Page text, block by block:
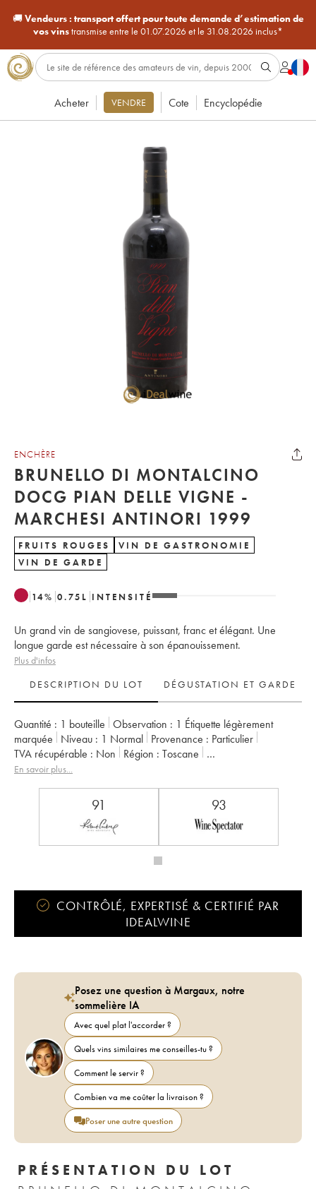
🚚Vendeurs : transport offert pour toute demande d’estimation de
vos vinstransmise entre le 01.07.2026 et le 31.08.2026 inclus*
Acheter VENDRE Cote Encyclopédie
ENCHÈRE
BRUNELLO DI MONTALCINO
DOCG PIAN DELLE VIGNE -
MARCHESI ANTINORI 1999
FRUITS ROUGES
VIN DE GASTRONOMIE
VIN DE GARDE
14% 0.75 L INTENSITÉ
Un grand vin de sangiovese, puissant, franc et élégant. Une
longue garde est nécessaire à son épanouissement.
Plus d'infos
DESCRIPTION DU LOT
DÉGUSTATION ET GARDE
Quantité : 1 bouteille Observation : 1 Étiquette légèrement
marquée
Niveau : 1 Normal Provenance : particulier
TVA récupérable :
non Région : Toscane
Appellation :
En savoir plus...
91 93
CONTRÔLÉ, EXPERTISÉ & CERTIFIÉ PAR
IDEALWINE
Posez une question à Margaux, notre
sommelière IA
Avec quel plat l'accorder ?
Quels vins similaires me conseilles-tu ?
Comment le servir ?
Combien va me coûter la livraison ?
Poser une autre question
PRÉSENTATION DU LOT